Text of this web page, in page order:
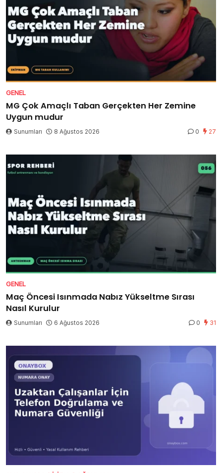
GENEL
MG Çok Amaçlı Taban Gerçekten Her Zemine
Uygun mudur
Sunumları 8 Ağustos 2026 0 27
GENEL
Maç Öncesi Isınmada Nabız Yükseltme Sırası
Nasıl Kurulur
Sunumları 6 Ağustos 2026 0 31